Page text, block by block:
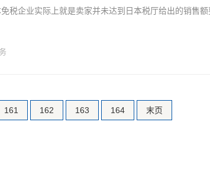
税企业实际上就是卖家并未达到日本税厅给出的销售额
161 162 163 164 末页